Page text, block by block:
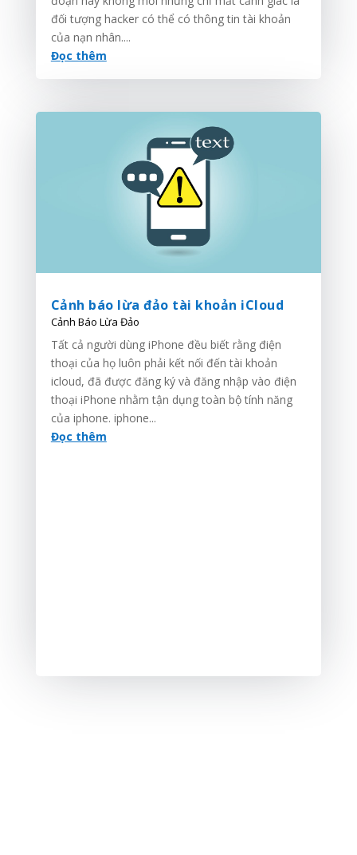
đối tượng hacker có thể có thông tin tài khoản
của nạn nhân....
Đọc thêm
Cảnh báo lừa đảo tài khoản iCloud
Cảnh Báo Lừa Đảo
Tất cả người dùng iPhone đều biết rằng điện
thoại của họ luôn phải kết nối đến tài khoản
icloud, đã được đăng ký và đăng nhập vào điện
thoại iPhone nhằm tận dụng toàn bộ tính năng
của iphone. iphone...
Đọc thêm